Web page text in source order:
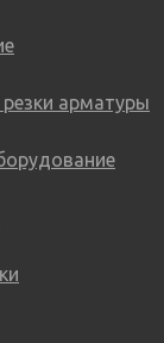
арматуры